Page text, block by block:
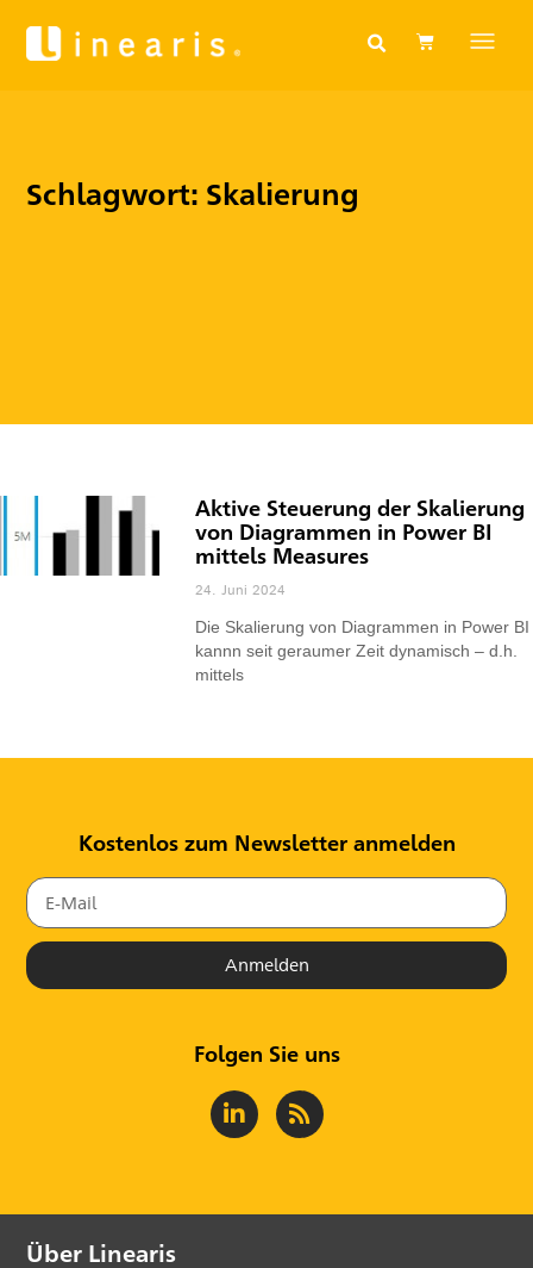
Schlagwort: Skalierung
Aktive Steuerung der Skalierung
von Diagrammen in Power BI
mittels Measures
24. Juni 2024
Die Skalierung von Diagrammen in Power BI
kannn seit geraumer Zeit dynamisch – d.h.
mittels
Kostenlos zum Newsletter anmelden
Anmelden
Folgen Sie uns
Über Linearis